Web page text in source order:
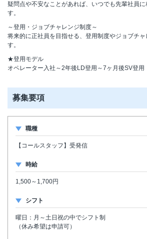
疑問点や不安なことがあれば、いつでも先輩社員
す。
～登用・ジョブチャレンジ制度～
将来的に正社員を目指せる、登用制度やジョブチャ
す。
★登用モデル
オペレーター入社～2年後LD登用～7ヶ月後SV登用
募集要項
職種
【コールスタッフ】受発信
時給
1,500～1,700円
シフト
曜日：月～土日祝の中でシフト制
（休み希望は申請可）